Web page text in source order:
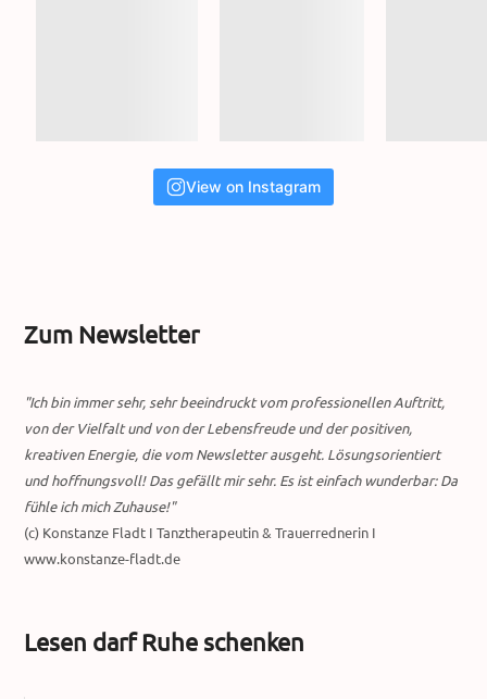
View on Instagram
Zum Newsletter
"Ich bin immer sehr, sehr beeindruckt vom professionellen Auftritt,
von der Vielfalt und von der Lebensfreude und der positiven,
kreativen Energie, die vom Newsletter ausgeht. Lösungsorientiert
und hoffnungsvoll! Das gefällt mir sehr. Es ist einfach wunderbar: Da
fühle ich mich Zuhause!"
(c) Konstanze Fladt I Tanztherapeutin & Trauerrednerin I
www.konstanze-fladt.de
Lesen darf Ruhe schenken